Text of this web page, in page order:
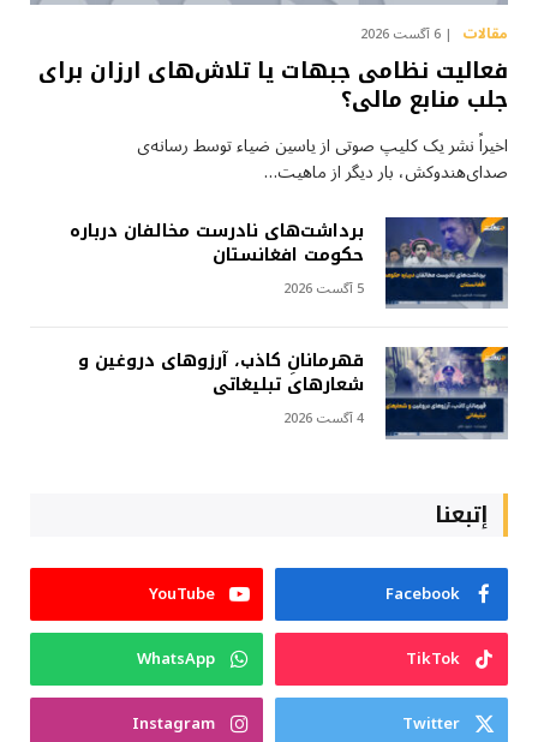
مقالات 6 آگست 2026
فعالیت نظامی جبهات یا تلاش‌های ارزان برای
جلب منابع مالی؟
اخیراً نشر یک کلیپ صوتی از یاسین ضیاء توسط رسانه‌ی
صدای‌هندوکش، بار دیگر از ماهیت…
برداشت‌های نادرست مخالفان درباره
حکومت افغانستان
5 آگست 2026
قهرمانانِ کاذب، آرزوهای دروغین و
شعارهای تبلیغاتی
4 آگست 2026
إتبعنا
Facebook
YouTube
TikTok
WhatsApp
Twitter
Instagram